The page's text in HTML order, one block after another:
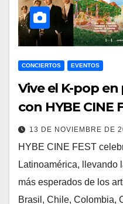
CONCIERTOS EVENTOS
Vive el K-pop
con HYBE CINE
13 DE NOVIEMBRE DE
HYBE CINE FEST
Latinoamérica, llevando
más esperados de los
Brasil, Chile, Colombia,